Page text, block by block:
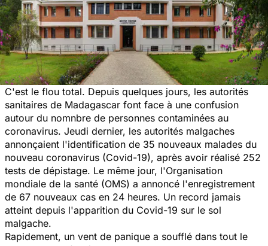
C'est le flou total. Depuis quelques jours, les autorités
sanitaires de Madagascar font face à une confusion
autour du nomnbre de personnes contaminées au
coronavirus. Jeudi dernier, les autorités malgaches
annonçaient l'identification de 35 nouveaux malades du
nouveau coronavirus (Covid-19), après avoir réalisé 252
tests de dépistage. Le même jour, l'Organisation
mondiale de la santé (OMS) a annoncé l'enregistrement
de 67 nouveaux cas en 24 heures. Un record jamais
atteint depuis l'apparition du Covid-19 sur le sol
malgache.
Rapidement, un vent de panique a soufflé dans tout le